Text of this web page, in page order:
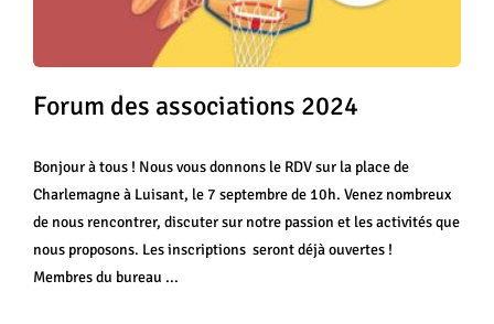
Forum des associations 2024
Bonjour à tous ! Nous vous donnons le RDV sur la place de
Charlemagne à Luisant, le 7 septembre de 10h. Venez nombreux
de nous rencontrer, discuter sur notre passion et les activités que
nous proposons. Les inscriptions seront déjà ouvertes !
Membres du bureau ...